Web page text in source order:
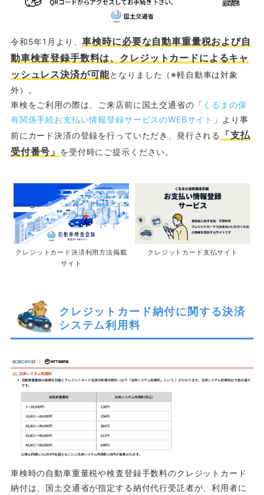
令和5年1月より、車検時に必要な自動車重量税および自
動車検査登録手数料は、クレジットカードによるキャ
ッシュレス決済が可能となりました（※軽自動車は対象
外）。
車検をご利用の際は、ご来店前に国土交通省の「 くるまの保
有関係手続お支払い情報登録サービスのWEBサイト 」より事
前にカード決済の登録を行っていただき、発行される
「支払
受付番号」
を受付時にご提示ください。
クレジットカード決済利用方法掲載
サイト
クレジットカード支払サイト
クレジットカード納付に関する決済
システム利用料
車検時の自動車重量税や検査登録手数料のクレジットカード
納付は、国土交通省が指定する納付代行受託者が、利用者に